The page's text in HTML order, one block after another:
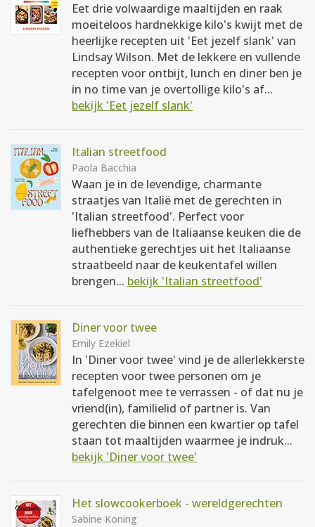
Eet drie volwaardige maaltijden en raak
moeiteloos hardnekkige kilo's kwijt met de
heerlijke recepten uit 'Eet jezelf slank' van
Lindsay Wilson. Met de lekkere en vullende
recepten voor ontbijt, lunch en diner ben je
in no time van je overtollige kilo's af...
bekijk 'Eet jezelf slank'
Italian streetfood
Paola Bacchia
Waan je in de levendige, charmante
straatjes van Italië met de gerechten in
'Italian streetfood'. Perfect voor
liefhebbers van de Italiaanse keuken die de
authentieke gerechtjes uit het Italiaanse
straatbeeld naar de keukentafel willen
brengen... bekijk 'Italian streetfood'
Diner voor twee
Emily Ezekiel
In 'Diner voor twee' vind je de allerlekkerste
recepten voor twee personen om je
tafelgenoot mee te verrassen - of dat nu je
vriend(in), familielid of partner is. Van
gerechten die binnen een kwartier op tafel
staan tot maaltijden waarmee je indruk...
bekijk 'Diner voor twee'
Het slowcookerboek - wereldgerechten
Sabine Koning